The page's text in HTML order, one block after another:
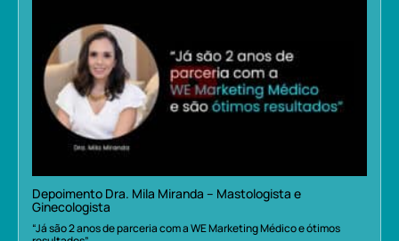
Depoimento Dra. Mila Miranda – Mastologista e
Ginecologista
“Já são 2 anos de parceria com a WE Marketing Médico e ótimos